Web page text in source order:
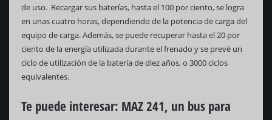
de uso. Recargar sus baterías, hasta el 100 por ciento, se logra
en unas cuatro horas, dependiendo de la potencia de carga del
equipo de carga. Además, se puede recuperar hasta el 20 por
ciento de la energía utilizada durante el frenado y se prevé un
ciclo de utilización de la batería de diez años, o 3000 ciclos
equivalentes.
Te puede interesar: MAZ 241, un bus para